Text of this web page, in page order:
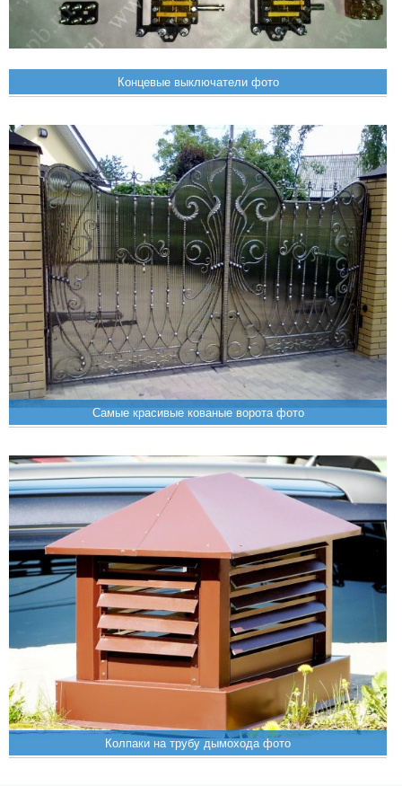
Концевые выключатели фото
Самые красивые кованые ворота фото
Колпаки на трубу дымохода фото